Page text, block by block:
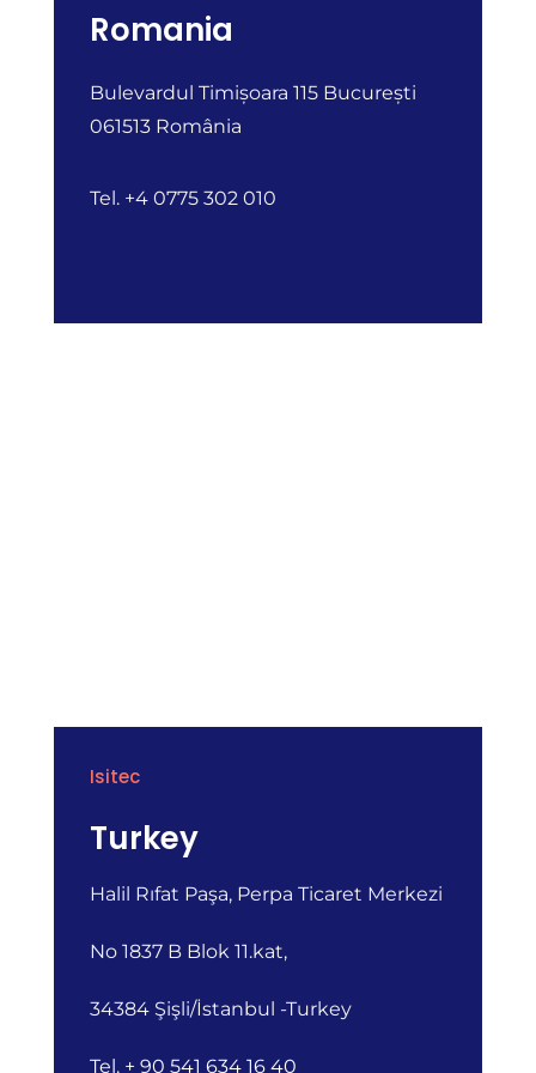
Romania
Bulevardul Timișoara 115 București
061513 România
Tel. +4 0775 302 010
Isitec
Turkey
Halil Rıfat Paşa, Perpa Ticaret Merkezi
No 1837 B Blok 11.kat,
34384 Şişli/İstanbul -Turkey
Tel. + 90 541 634 16 40